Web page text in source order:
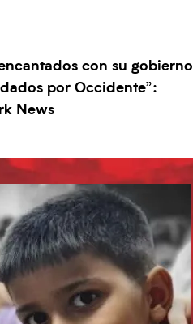
con su gobierno
por Occidente”:
News